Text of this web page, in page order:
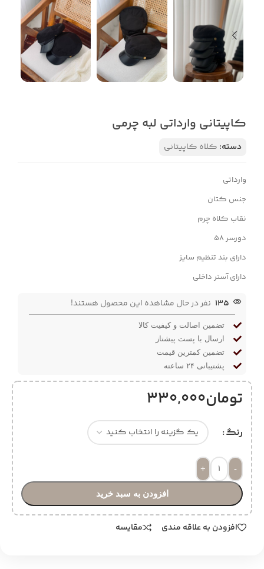
کاپیتانی وارداتی لبه چرمی
دسته: کلاه کاپیتانی
وارداتی
جنس کتان
نقاب کلاه چرم
دورسر 58
دارای بند تنظیم سایز
دارای آستر داخلی
135 نفر در حال مشاهده این محصول هستند!
تضمین اصالت و کیفیت کالا
ارسال با پست پیشتاز
تضمین کمترین قیمت
پشتیبانی ۲۴ ساعته
تومان330,000
رنگ
-
+
افزودن به سبد خرید
افزودن به علاقه مندی مقایسه